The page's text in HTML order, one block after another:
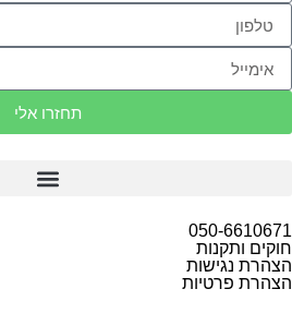
תחזרו אלי
050-6610671
חוקים ותקנות
הצהרת נגישות
הצהרת פרטיות